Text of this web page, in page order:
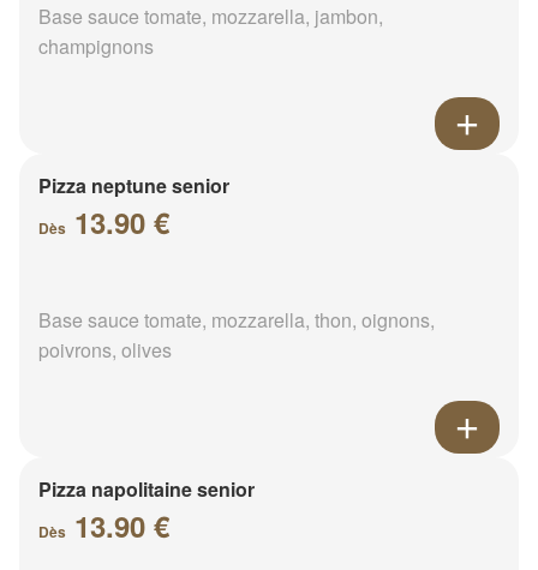
Base sauce tomate, mozzarella, jambon,
champignons
Pizza neptune senior
Dès 13.90 €
Base sauce tomate, mozzarella, thon, oignons,
poivrons, olives
Pizza napolitaine senior
Dès 13.90 €